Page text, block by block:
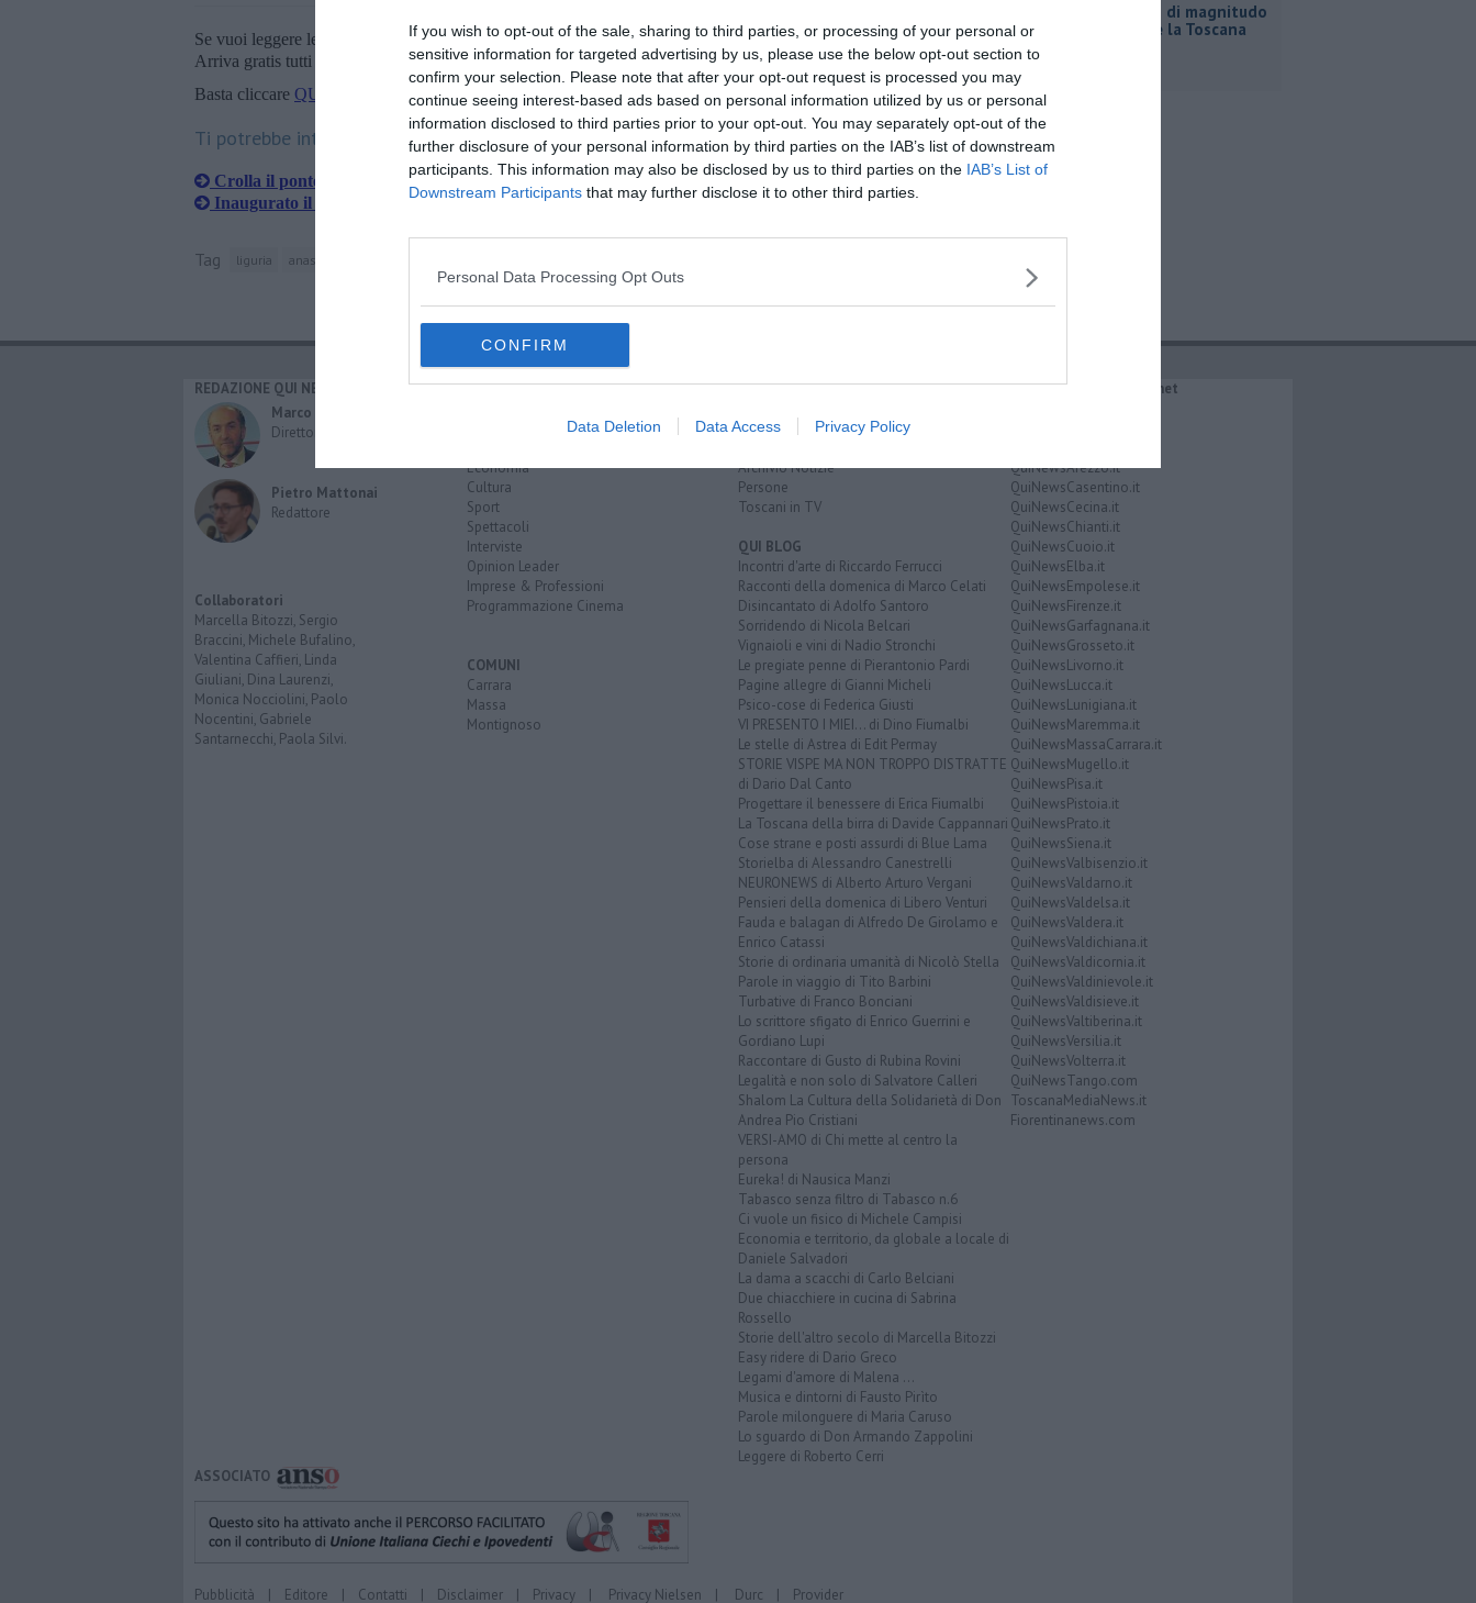
If you wish to opt-out of the sale, sharing to third parties, or processing of your personal or
sensitive information for targeted advertising by us, please use the below opt-out section to
confirm your selection. Please note that after your opt-out request is processed you may
continue seeing interest-based ads based on personal information utilized by us or personal
information disclosed to third parties prior to your opt-out. You may separately opt-out of the
further disclosure of your personal information by third parties on the IAB’s list of downstream
participants. This information may also be disclosed by us to third parties on the IAB’s List of
Downstream Participants that may further disclose it to other third parties.
Personal Data Processing Opt Outs
CONFIRM
Data Deletion Data Access Privacy Policy
Se vuoi leggere le notizie principali della Toscana iscriviti allaNewsletter QUInews - ToscanaMedia.
Arriva gratis tutti i giorni alle 20:00 direttamente nella tua casella di posta.
Basta cliccare QUI
Ti potrebbe interessare anche:
Crolla il ponte di Albiano sul fiume Magra
Inaugurato il nuovo ponte di Albiano Magra
Tag liguria anas
Terremoto di magnitudo
4.3 scuote la Toscana
REDAZIONE QUI NEWS
Marco Migli
Direttore Responsabile
Pietro Mattonai
Redattore
Collaboratori
Marcella Bitozzi, Sergio
Braccini, Michele Bufalino,
Valentina Caffieri, Linda
Giuliani, Dina Laurenzi,
Monica Nocciolini, Paolo
Nocentini, Gabriele
Santarnecchi, Paola Silvi.
CATEGORIE
Economia
Cultura
Sport
Spettacoli
Interviste
Opinion Leader
Imprese & Professioni
Programmazione Cinema
COMUNI
Carrara
Massa
Montignoso
RUBRICHE
Più Letti della settimana
Archivio Notizie
Persone
Toscani in TV
QUI BLOG
Incontri d'arte di Riccardo Ferrucci
Racconti della domenica di Marco Celati
Disincantato di Adolfo Santoro
Sorridendo di Nicola Belcari
Vignaioli e vini di Nadio Stronchi
Le pregiate penne di Pierantonio Pardi
Pagine allegre di Gianni Micheli
Psico-cose di Federica Giusti
VI PRESENTO I MIEI... di Dino Fiumalbi
Le stelle di Astrea di Edit Permay
STORIE VISPE MA NON TROPPO DISTRATTE
di Dario Dal Canto
Progettare il benessere di Erica Fiumalbi
La Toscana della birra di Davide Cappannari
Cose strane e posti assurdi di Blue Lama
Storielba di Alessandro Canestrelli
NEURONEWS di Alberto Arturo Vergani
Pensieri della domenica di Libero Venturi
Fauda e balagan di Alfredo De Girolamo e
Enrico Catassi
Storie di ordinaria umanità di Nicolò Stella
Parole in viaggio di Tito Barbini
Turbative di Franco Bonciani
Lo scrittore sfigato di Enrico Guerrini e
Gordiano Lupi
Raccontare di Gusto di Rubina Rovini
Legalità e non solo di Salvatore Calleri
Shalom La Cultura della Solidarietà di Don
Andrea Pio Cristiani
VERSI-AMO di Chi mette al centro la
persona
Eureka! di Nausica Manzi
Tabasco senza filtro di Tabasco n.6
Ci vuole un fisico di Michele Campisi
Economia e territorio, da globale a locale di
Daniele Salvadori
La dama a scacchi di Carlo Belciani
Due chiacchiere in cucina di Sabrina
Rossello
Storie dell'altro secolo di Marcella Bitozzi
Easy ridere di Dario Greco
Legami d'amore di Malena ...
Musica e dintorni di Fausto Pirìto
Parole milonguere di Maria Caruso
Lo sguardo di Don Armando Zappolini
Leggere di Roberto Cerri
IL NETWORK QuiNews.net
QuiNewsArezzo.it
QuiNewsCasentino.it
QuiNewsCecina.it
QuiNewsChianti.it
QuiNewsCuoio.it
QuiNewsElba.it
QuiNewsEmpolese.it
QuiNewsFirenze.it
QuiNewsGarfagnana.it
QuiNewsGrosseto.it
QuiNewsLivorno.it
QuiNewsLucca.it
QuiNewsLunigiana.it
QuiNewsMaremma.it
QuiNewsMassaCarrara.it
QuiNewsMugello.it
QuiNewsPisa.it
QuiNewsPistoia.it
QuiNewsPrato.it
QuiNewsSiena.it
QuiNewsValbisenzio.it
QuiNewsValdarno.it
QuiNewsValdelsa.it
QuiNewsValdera.it
QuiNewsValdichiana.it
QuiNewsValdicornia.it
QuiNewsValdinievole.it
QuiNewsValdisieve.it
QuiNewsValtiberina.it
QuiNewsVersilia.it
QuiNewsVolterra.it
QuiNewsTango.com
ToscanaMediaNews.it
Fiorentinanews.com
ASSOCIATO
Pubblicità | Editore | Contatti | Disclaimer | Privacy | Privacy Nielsen | Durc | Provider